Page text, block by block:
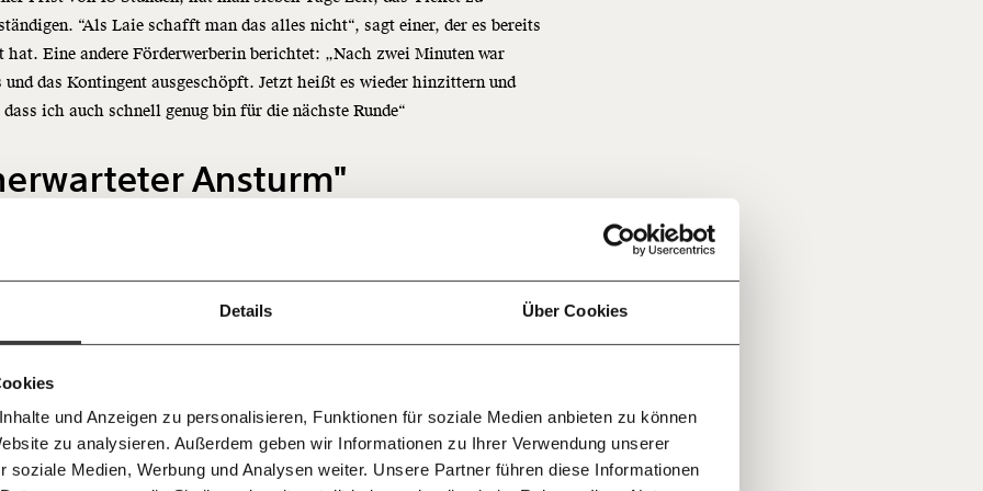
Details Über Cookies
und Anzeigen zu personalisieren, Funktionen für soziale Medien anbieten zu können
zu analysieren. Außerdem geben wir Informationen zu Ihrer Verwendung unserer
soziale Medien, Werbung und Analysen weiter. Unsere Partner führen diese Informationen
dem
unseren gratis
E-Mail-
Morgenmoment:
Knackig über die
wichtigsten Themen
unsere Wirtschaft so
das wird auch so bleiben.
6017
für sozialen Fortschritt
50€ 100€ €
Facebook Mastodon
“Als Laie schafft man das alles nicht“, sagt einer, der es bereits
hat. Eine andere Förderwerberin berichtet: „Nach zwei Minuten war
und das Kontingent ausgeschöpft. Jetzt heißt es wieder hinzittern und
ich auch schnell genug bin für die nächste Runde“
Ansturm"
wo die Schwierigkeiten liegen: Innerhalb eines Tages gingen
Anträge ein. Das sind fast so viele wie ganz 2022. Und schon da
haben offensichtlich für einen Schub gesorgt.
auch das Klimaschutzministerium auf Anfrage: “Die OeMAG ist
Anfrageboom bei der Photovoltaik und den historisch hohen